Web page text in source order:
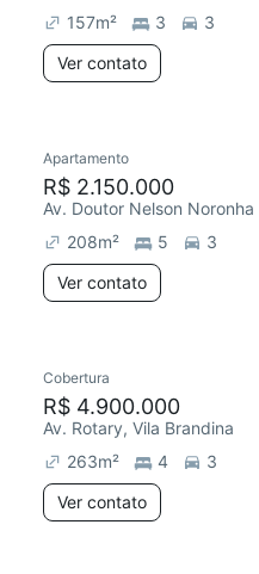
157m² 3
3
Ver contato
Redecorar
Apartamento
R$ 2.150.000
208m² 5
3
Ver contato
Cobertura
R$ 4.900.000
Av. Rotary, Vila Brandina
263m² 4
3
Ver contato